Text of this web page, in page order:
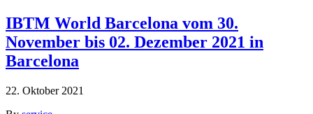
IBTM World Barcelona vom 30.
November bis 02. Dezember 2021 in
Barcelona
22. Oktober 2021